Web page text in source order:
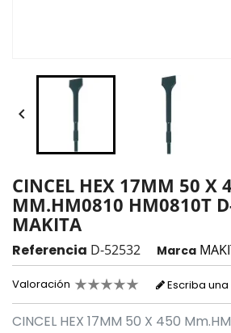

CINCEL HEX 17MM 50 X
MM.HM0810 HM0810T
MAKITA
Referencia D-52532 Marca
Valoración Escriba
CINCEL HEX 17MM 50 X 450